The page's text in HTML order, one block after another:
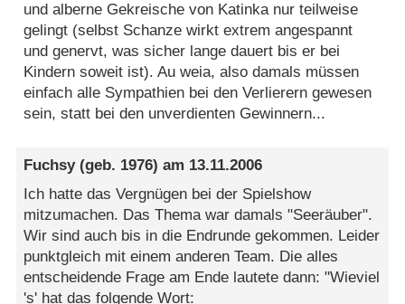
und alberne Gekreische von Katinka nur teilweise
gelingt (selbst Schanze wirkt extrem angespannt
und genervt, was sicher lange dauert bis er bei
Kindern soweit ist). Au weia, also damals müssen
einfach alle Sympathien bei den Verlierern gewesen
sein, statt bei den unverdienten Gewinnern...
Fuchsy(geb. 1976) am 13.11.2006
Ich hatte das Vergnügen bei der Spielshow
mitzumachen. Das Thema war damals "Seeräuber".
Wir sind auch bis in die Endrunde gekommen. Leider
punktgleich mit einem anderen Team. Die alles
entscheidende Frage am Ende lautete dann: "Wieviel
's' hat das folgende Wort: